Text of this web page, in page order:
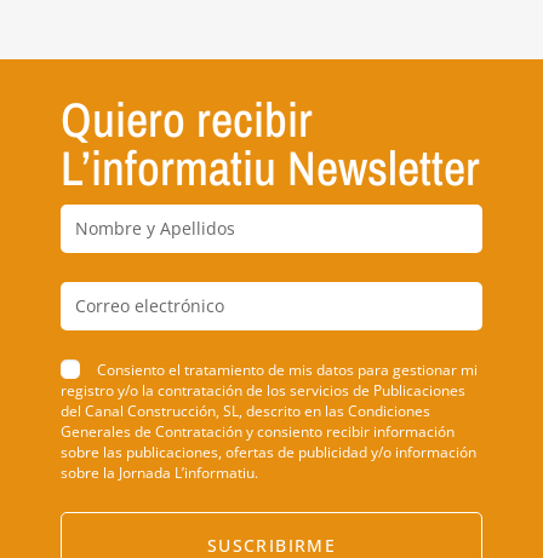
Quiero recibir
L’informatiu Newsletter
Consiento el tratamiento de mis datos para gestionar mi
registro y/o la contratación de los servicios de Publicaciones
del Canal Construcción, SL, descrito en las Condiciones
Generales de Contratación y consiento recibir información
sobre las publicaciones, ofertas de publicidad y/o información
sobre la Jornada L’informatiu.
SUSCRIBIRME